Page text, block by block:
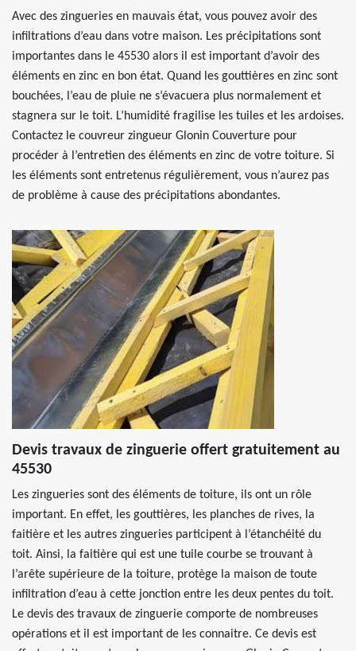
Avec des zingueries en mauvais état, vous pouvez avoir des
infiltrations d’eau dans votre maison. Les précipitations sont
importantes dans le 45530 alors il est important d’avoir des
éléments en zinc en bon état. Quand les gouttières en zinc sont
bouchées, l’eau de pluie ne s’évacuera plus normalement et
stagnera sur le toit. L’humidité fragilise les tuiles et les ardoises.
Contactez le couvreur zingueur Glonin Couverture pour
procéder à l’entretien des éléments en zinc de votre toiture. Si
les éléments sont entretenus régulièrement, vous n’aurez pas
de problème à cause des précipitations abondantes.
Devis travaux de zinguerie offert gratuitement au
45530
Les zingueries sont des éléments de toiture, ils ont un rôle
important. En effet, les gouttières, les planches de rives, la
faitière et les autres zingueries participent à l’étanchéité du
toit. Ainsi, la faitière qui est une tuile courbe se trouvant à
l’arête supérieure de la toiture, protège la maison de toute
infiltration d’eau à cette jonction entre les deux pentes du toit.
Le devis des travaux de zinguerie comporte de nombreuses
opérations et il est important de les connaitre. Ce devis est